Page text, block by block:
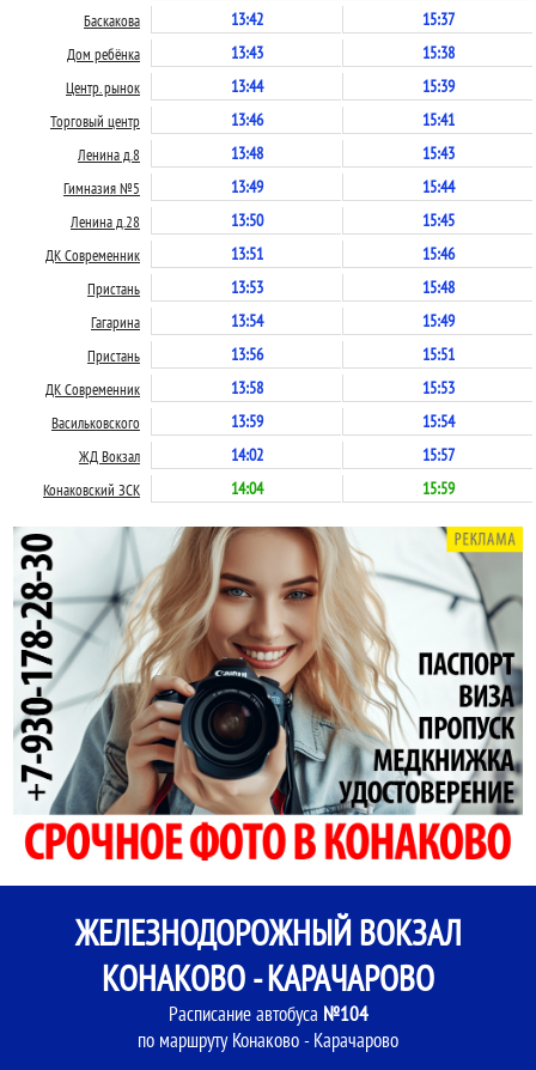
Баскакова 13:42 15:37
Дом ребёнка 13:43 15:38
Центр. рынок 13:44 15:39
Торговый центр 13:46 15:41
Ленина д.8 13:48 15:43
Гимназия №5 13:49 15:44
Ленина д.28 13:50 15:45
ДК Современник 13:51 15:46
Пристань 13:53 15:48
Гагарина 13:54 15:49
Пристань 13:56 15:51
ДК Современник 13:58 15:53
Васильковского 13:59 15:54
ЖД Вокзал 14:02 15:57
Конаковский ЗСК 14:04 15:59
ЖЕЛЕЗНОДОРОЖНЫЙ ВОКЗАЛ
КОНАКОВО - КАРАЧАРОВО
Расписание автобуса №104
по маршруту Конаково - Карачарово